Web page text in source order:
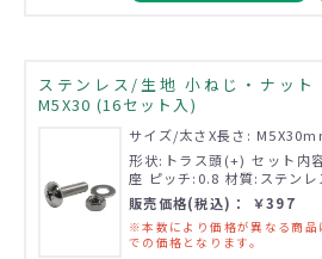
ステンレス/生地 小ねじ・ナット
M5X30 (16セット入)
サイズ/太さX長さ:
形状:トラス頭(+) セット内
座 ピッチ:0.8 材質:ステンレ
販売価格(税込)： ￥397
※本数により価格が異なる商品
での価格となります。